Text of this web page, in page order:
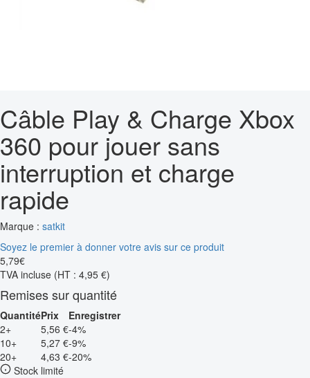
Câble Play & Charge Xbox
360 pour jouer sans
interruption et charge
rapide
Marque : satkit
Soyez le premier à donner votre avis sur ce produit
5,79€
TVA incluse (HT : 4,95 €)
Remises sur quantité
QuantitéPrix
Enregistrer
2+
5,56 €-4%
10+
5,27 €-9%
20+
4,63 €-20%
Stock limité